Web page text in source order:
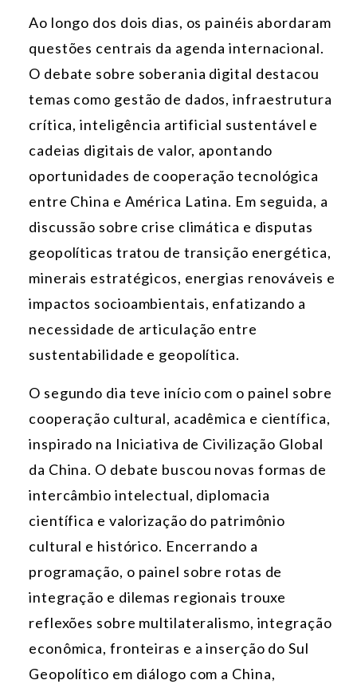
Ao longo dos dois dias, os painéis abordaram
questões centrais da agenda internacional.
O debate sobre soberania digital destacou
temas como gestão de dados, infraestrutura
crítica, inteligência artificial sustentável e
cadeias digitais de valor, apontando
oportunidades de cooperação tecnológica
entre China e América Latina. Em seguida, a
discussão sobre crise climática e disputas
geopolíticas tratou de transição energética,
minerais estratégicos, energias renováveis e
impactos socioambientais, enfatizando a
necessidade de articulação entre
sustentabilidade e geopolítica.
O segundo dia teve início com o painel sobre
cooperação cultural, acadêmica e científica,
inspirado na Iniciativa de Civilização Global
da China. O debate buscou novas formas de
intercâmbio intelectual, diplomacia
científica e valorização do patrimônio
cultural e histórico. Encerrando a
programação, o painel sobre rotas de
integração e dilemas regionais trouxe
reflexões sobre multilateralismo, integração
econômica, fronteiras e a inserção do Sul
Geopolítico em diálogo com a China,